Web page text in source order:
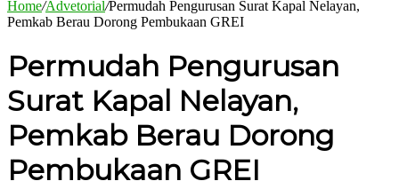
Home/Advetorial/Permudah Pengurusan Surat Kapal Nelayan,
Pemkab Berau Dorong Pembukaan GREI
Permudah Pengurusan
Surat Kapal Nelayan,
Pemkab Berau Dorong
Pembukaan GREI